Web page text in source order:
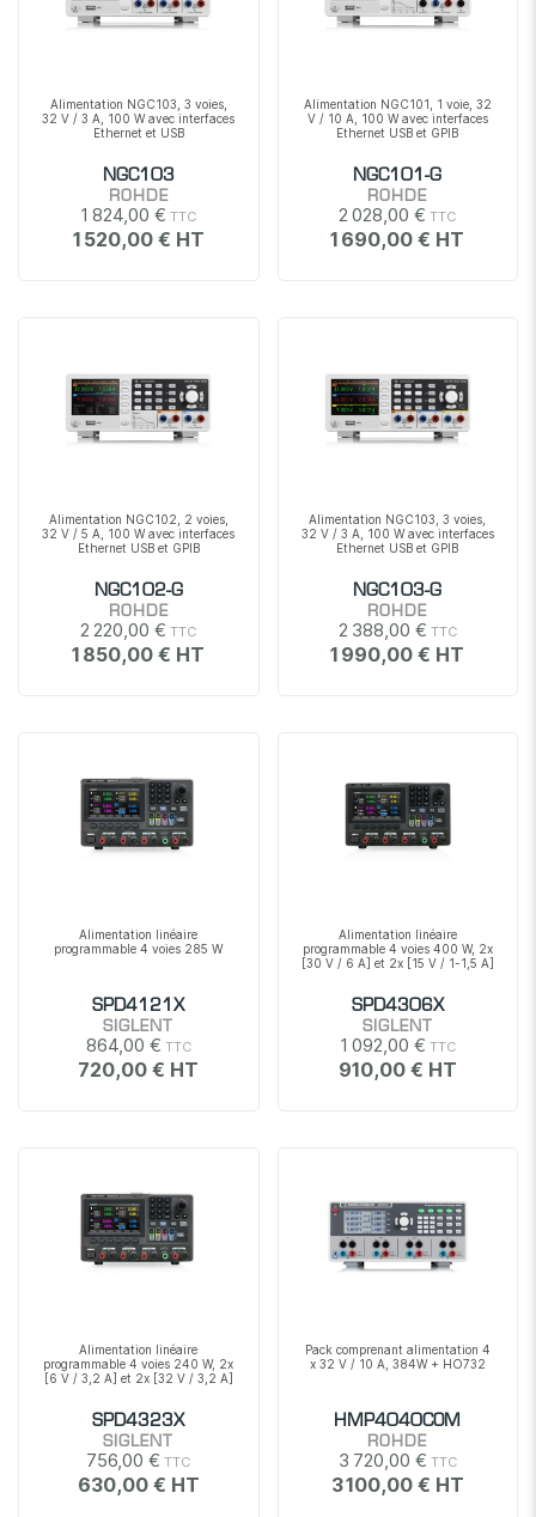
Alimentation NGC103, 3 voies,
32 V / 3 A, 100 W avec interfaces
Ethernet et USB
NGC103
ROHDE
1 824,00 €
1 520,00 €
Alimentation NGC101, 1 voie, 32
V / 10 A, 100 W avec interfaces
Ethernet USB et GPIB
NGC101-G
ROHDE
2 028,00 €
1 690,00 €
Alimentation NGC102, 2 voies,
32 V / 5 A, 100 W avec interfaces
Ethernet USB et GPIB
NGC102-G
ROHDE
2 220,00 €
1 850,00 €
Alimentation NGC103, 3 voies,
32 V / 3 A, 100 W avec interfaces
Ethernet USB et GPIB
NGC103-G
ROHDE
2 388,00 €
1 990,00 €
Alimentation linéaire
programmable 4 voies 285 W
SPD4121X
SIGLENT
864,00 €
720,00 €
Alimentation linéaire
programmable 4 voies 400 W, 2x
[30 V / 6 A] et 2x [15 V / 1-1,5 A]
SPD4306X
SIGLENT
1 092,00 €
910,00 €
Alimentation linéaire
programmable 4 voies 240 W, 2x
[6 V / 3,2 A] et 2x [32 V / 3,2 A]
SPD4323X
SIGLENT
756,00 €
630,00 €
Pack comprenant alimentation 4
x 32 V / 10 A, 384W + HO732
HMP4040COM
ROHDE
3 720,00 €
3 100,00 €